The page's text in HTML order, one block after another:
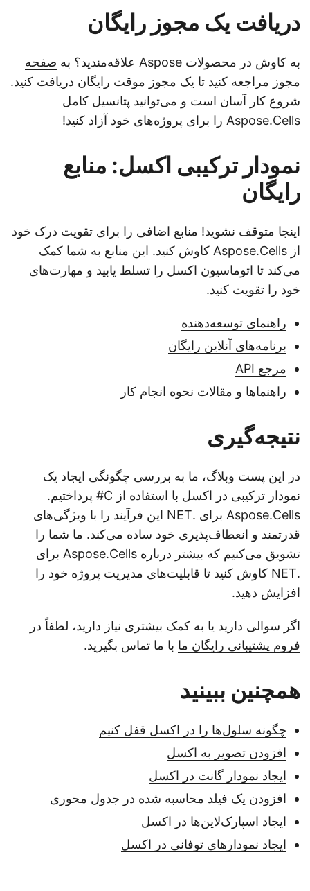
دریافت یک مجوز رایگان
به کاوش در محصولات Aspose علاقه‌مندید؟ به
صفحه
مجوزمراجعه کنید تا یک مجوز موقت رایگان دریافت کنید.
شروع کار آسان است و می‌توانید پتانسیل کامل
Aspose.Cells را برای پروژه‌های خود آزاد کنید!
نمودار ترکیبی اکسل: منابع
رایگان
اینجا متوقف نشوید! منابع اضافی را برای تقویت درک خود
از Aspose.Cells کاوش کنید. این منابع به شما کمک
می‌کند تا اتوماسیون اکسل را تسلط یابید و مهارت‌های
خود را تقویت کنید.
راهنمای توسعه‌دهنده
برنامه‌های آنلاین رایگان
مرجع API
راهنماها و مقالات نحوه انجام کار
نتیجه‌گیری
در این پست وبلاگ، ما به بررسی چگونگی ایجاد یک
نمودار ترکیبی در اکسل با استفاده از C# پرداختیم.
Aspose.Cells برای .NET این فرآیند را با ویژگی‌های
قدرتمند و انعطاف‌پذیری خود ساده می‌کند. ما شما را
تشویق می‌کنیم که بیشتر درباره Aspose.Cells برای
.NET کاوش کنید تا قابلیت‌های مدیریت پروژه خود را
افزایش دهید.
اگر سوالی دارید یا به کمک بیشتری نیاز دارید، لطفاً در
فروم پشتیبانی رایگان مابا ما تماس بگیرید.
همچنین ببینید
چگونه سلول‌ها را در اکسل قفل کنیم
افزودن تصویر به اکسل
ایجاد نمودار گانت در اکسل
افزودن یک فیلد محاسبه شده در جدول محوری
ایجاد اسپارک‌لاین‌ها در اکسل
ایجاد نمودارهای توفانی در اکسل